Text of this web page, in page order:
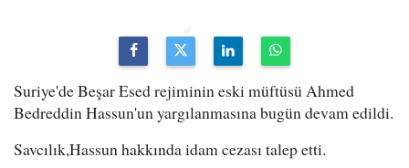
Suriye'de Beşar Esed rejiminin eski müftüsü Ahmed
Bedreddin Hassun'un yargılanmasına bugün devam edildi.
Savcılık,Hassun hakkında idam cezası talep etti.